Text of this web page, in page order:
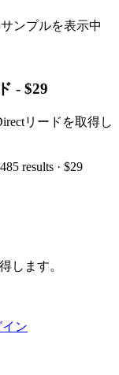
ンプルを表示中
- $29
リードを取得し
results · $29
します。
イン